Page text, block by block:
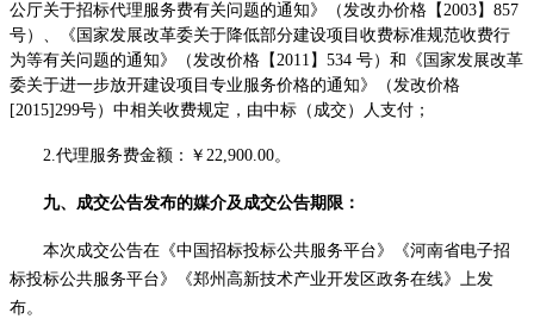
公厅关于招标代理服务费有关问题的通知》（发改办价格【2003】857
号）、《国家发展改革委关于降低部分建设项目收费标准规范收费行
为等有关问题的通知》（发改价格【2011】534 号）和《国家发展改革
委关于进一步放开建设项目专业服务价格的通知》（发改价格
[2015]299号）中相关收费规定，由中标（成交）人支付；
2.代理服务费金额：￥22,900.00。
九、成交公告发布的媒介及成交公告期限：
本次成交公告在《中国招标投标公共服务平台》《河南省电子招
标投标公共服务平台》《郑州高新技术产业开发区政务在线》上发
布。